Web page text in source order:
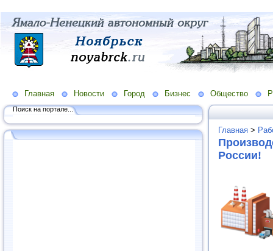
Главная Новости Город Бизнес Общество
Поиск на портале...
Главная >
России!